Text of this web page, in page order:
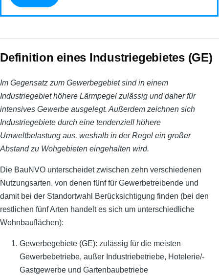
Definition eines Industriegebietes (GE)
Im Gegensatz zum Gewerbegebiet sind in einem
Industriegebiet höhere Lärmpegel zulässig und daher für
intensives Gewerbe ausgelegt. Außerdem zeichnen sich
Industriegebiete durch eine tendenziell höhere
Umweltbelastung aus, weshalb in der Regel ein großer
Abstand zu Wohgebieten eingehalten wird.
Die BauNVO unterscheidet zwischen zehn verschiedenen
Nutzungsarten, von denen fünf für Gewerbetreibende und
damit bei der Standortwahl Berücksichtigung finden (bei den
restlichen fünf Arten handelt es sich um unterschiedliche
Wohnbauflächen):
Gewerbegebiete (GE): zulässig für die meisten
Gewerbebetriebe, außer Industriebetriebe, Hotelerie/-
Gastgewerbe und Gartenbaubetriebe